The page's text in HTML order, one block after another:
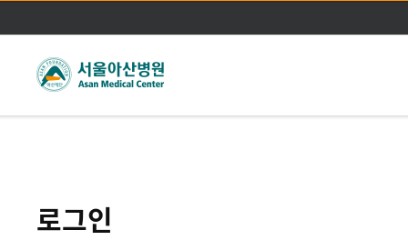
주메뉴바로가기
본문바로가기
로그인